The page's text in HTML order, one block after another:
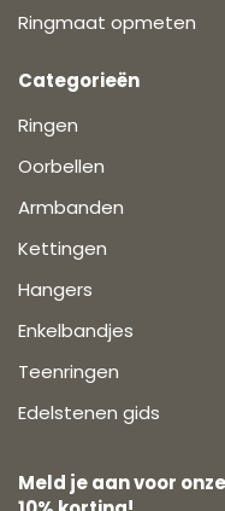
Ringmaat opmeten
Categorieën
Ringen
Oorbellen
Armbanden
Kettingen
Hangers
Enkelbandjes
Teenringen
Edelstenen gids
Meld je aan voor